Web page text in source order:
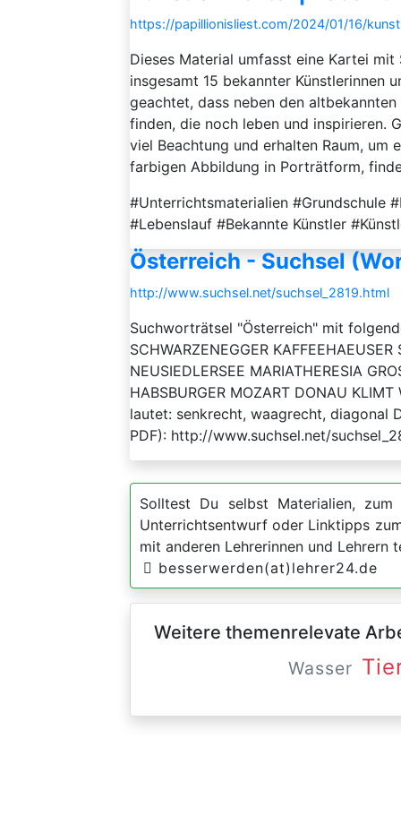
https://papillionisliest.com/2024/01/16/
Dieses Material umfasst eine Kartei
insgesamt 15 bekannter Künstlerinnen
geachtet, dass neben den
finden, die noch leben und inspirieren.
viel Beachtung und erhalten Raum, um
farbigen Abbildung in Porträtform,
#Unterrichtsmaterialien #Grundschule
#Lebenslauf #Bekannte Künstler
Österreich - Suchsel
http://www.suchsel.net/suchsel_2819.html
Suchworträtsel "Österreich" mit
SCHWARZENEGGER
NEUSIEDLERSEE MARIATHERESIA
HABSBURGER MOZART DONAU
lautet: senkrecht, waagrecht, diagonal
PDF): http://www.suchsel.net/
Solltest Du selbst Materialien,
Unterrichtsentwurf oder Linktipps
mit anderen Lehrerinnen und Lehrern
besserwerden(at)lehrer24.de
Weitere themenrelevate
Wasser